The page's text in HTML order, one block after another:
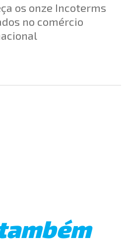
os onze Incoterms
no comércio